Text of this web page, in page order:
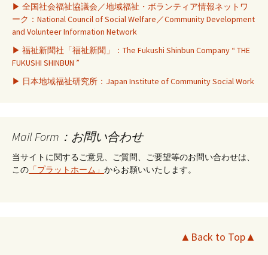
▶ 全国社会福祉協議会／地域福祉・ボランティア情報ネットワ
ーク：National Council of Social Welfare／Community Development
and Volunteer Information Network
▶ 福祉新聞社「福祉新聞」：The Fukushi Shinbun Company “ THE
FUKUSHI SHINBUN ”
▶ 日本地域福祉研究所：Japan Institute of Community Social Work
Mail Form：お問い合わせ
当サイトに関するご意見、ご質問、ご要望等のお問い合わせは、
この 「プラットホーム」 からお願いいたします。
▲Back to Top▲